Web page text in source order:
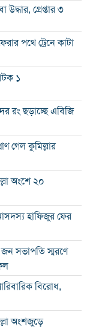
গ্রেপ্তার ৩
পথে ট্রেনে কাটা
১
রং ছড়াচ্ছে এবিজি
গেল কুমিল্লার
অংশে ২০
হাফিজুর ফের
জন সভাপতি স্মরণে
বিরোধ,
অংশজুড়ে